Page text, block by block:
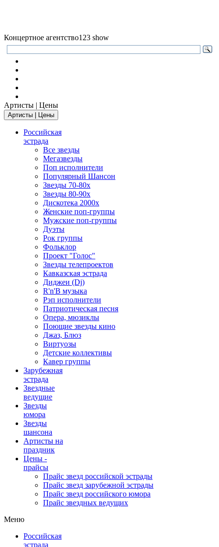
Концертное агентство123 show
Артисты | Цены
Артисты | Цены
Российская
эстрада
Все звезды
Мегазвезды
Поп исполнители
Популярный Шансон
Звезды 70-80х
Звезды 80-90х
Дискотека 2000х
Женские поп-группы
Мужские поп-группы
Дуэты
Рок группы
Фольклор
Проект "Голос"
Звезды телепроектов
Кавказская эстрада
Диджеи (Dj)
R'n'B музыка
Рэп исполнители
Патриотическая песня
Опера, мюзиклы
Поющие звезды кино
Джаз, Блюз
Виртуозы
Детские коллективы
Кавер группы
Зарубежная
эстрада
Звездные
ведущие
Звезды
юмора
Звезды
шансона
Артисты на
праздник
Цены -
прайсы
Прайс звезд российской эстрады
Прайс звезд зарубежной эстрады
Прайс звезд российского юмора
Прайс звездных ведущих
Меню
Российская
эстрада